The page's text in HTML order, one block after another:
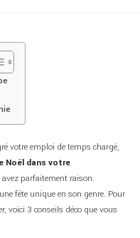
votre emploi de temps chargé,
Noël dans votre
parfaitement raison.
fête unique en son genre. Pour
voici 3 conseils déco que vous